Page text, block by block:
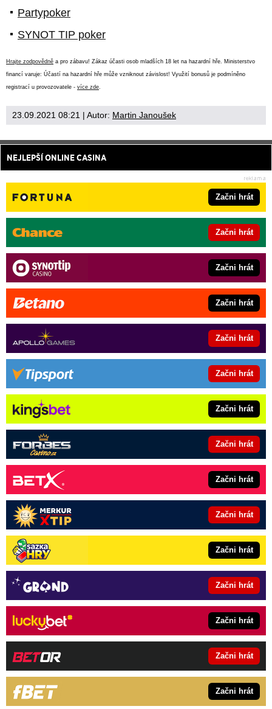
Partypoker
SYNOT TIP poker
Hrajte zodpovědně a pro zábavu! Zákaz účasti osob mladších 18 let na hazardní hře. Ministerstvo
financí varuje: Účastí na hazardní hře může vzniknout závislost! Využití bonusů je podmíněno
registrací u provozovatele - více zde.
23.09.2021 08:21 | Autor: Martin Janoušek
NEJLEPŠÍ ONLINE CASINA
Začni hrát
Začni hrát
Začni hrát
Začni hrát
Začni hrát
Začni hrát
Začni hrát
Začni hrát
Začni hrát
Začni hrát
Začni hrát
Začni hrát
Začni hrát
Začni hrát
Začni hrát